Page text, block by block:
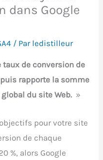
dans Google
/ Par ledistilleur
taux de conversion de
rapporte la somme
du site Web. »
pour votre site
de chaque
%, alors Google